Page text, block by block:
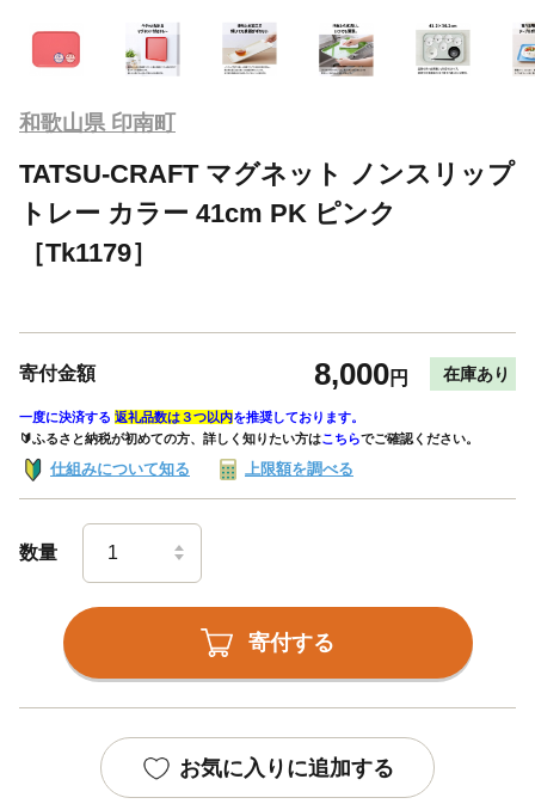
和歌山県 印南町
TATSU-CRAFT マグネット ノンスリップ
トレー カラー 41cm PK ピンク
［Tk1179］
寄付金額 8,000円 在庫あり
一度に決済する 返礼品数は３つ以内を推奨しております。
🔰ふるさと納税が初めての方、詳しく知りたい方はこちらでご確認ください。
仕組みについて知る 上限額を調べる
数量
寄付する
お気に入りに追加する